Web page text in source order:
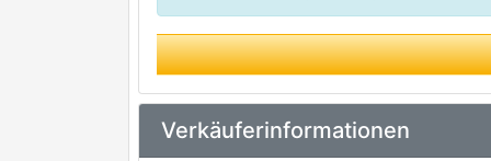
Verkäuferinformationen